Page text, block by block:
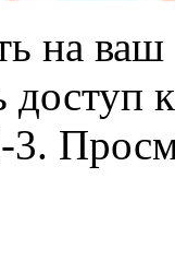
на
доступ